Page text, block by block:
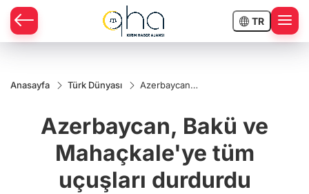
TR
Anasayfa Türk Dünyası
Azerbaycan,
tüm uçuşları
durdurdu
Azerbaycan, Bakü ve
Mahaçkale'ye tüm
uçuşları durdurdu